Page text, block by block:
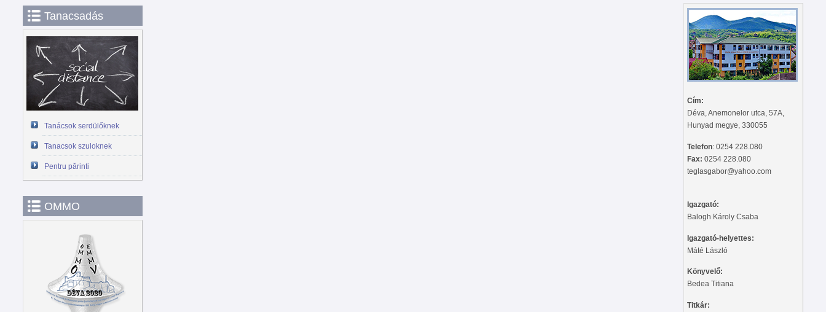
Tanacsadás
Tanácsok serdülőknek
Tanacsok szuloknek
Pentru părinti
OMMO
Cím:
Déva, Anemonelor utca, 57A,
Hunyad megye, 330055
Telefon: 0254 228.080
Fax: 0254 228.080
teglasgabor@yahoo.com
Igazgató:
Balogh Károly Csaba
Igazgató-helyettes:
Máté László
Könyvelő:
Bedea Titiana
Titkár: